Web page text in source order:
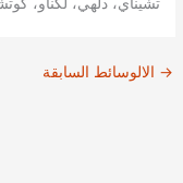
→ الالوسائط السابقة